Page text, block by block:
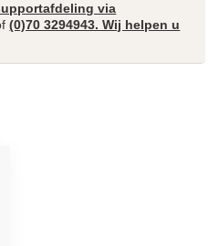
via
(0)70 3294943. Wij helpen u